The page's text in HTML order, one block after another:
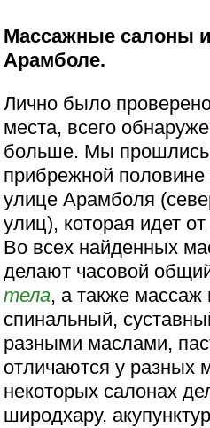
Массажные салоны
Арамболе.
Лично было
места, всего
больше. Мы прошлись
прибрежной
улице Арамболя
улиц), которая идет
Во всех найденных
делают часовой
тела, а также массаж
спинальный,
разными маслами,
отличаются у разных
некоторых салонах
широдхару,